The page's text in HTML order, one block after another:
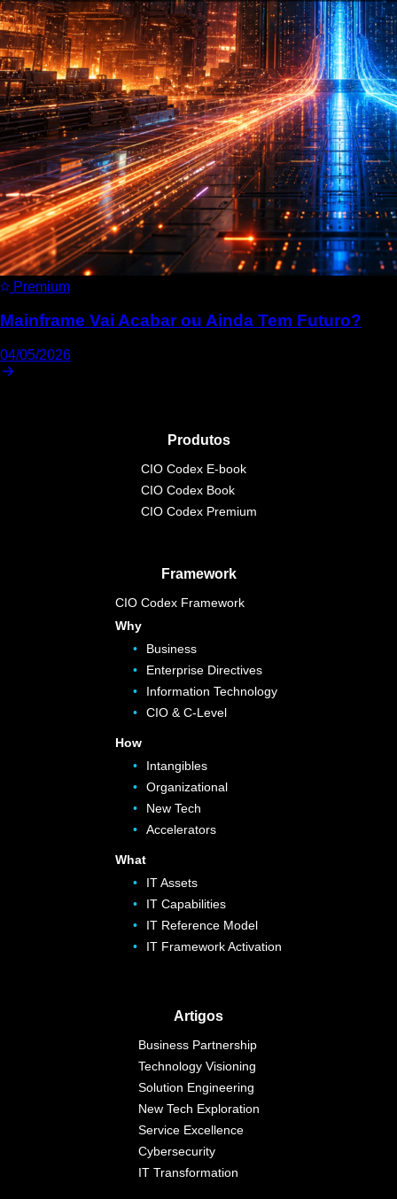
Premium
Mainframe Vai Acabar ou Ainda Tem Futuro?
04/05/2026
Produtos
CIO Codex E-book
CIO Codex Book
CIO Codex Premium
Framework
CIO Codex Framework
Why
Business
Enterprise Directives
Information Technology
CIO & C-Level
How
Intangibles
Organizational
New Tech
Accelerators
What
IT Assets
IT Capabilities
IT Reference Model
IT Framework Activation
Artigos
Business Partnership
Technology Visioning
Solution Engineering
New Tech Exploration
Service Excellence
Cybersecurity
IT Transformation